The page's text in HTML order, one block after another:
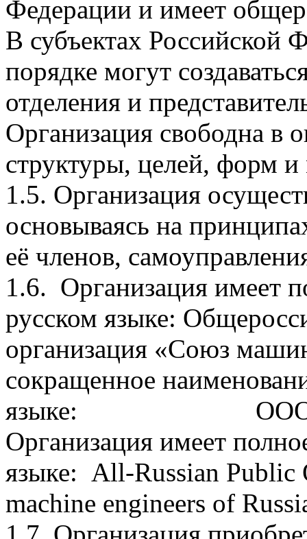
Федерации и имеет
В субъектах Российской
порядке могут
отделения и
Организация свободна в
структуры, целей, форм и
1.5. Организация
основываясь на
её членов,
1.6. Организация имеет
русском языке:
организация «Союз
сокращенное
языке: ООО
Организация имеет
языке: All-Russian Public
machine engineers of